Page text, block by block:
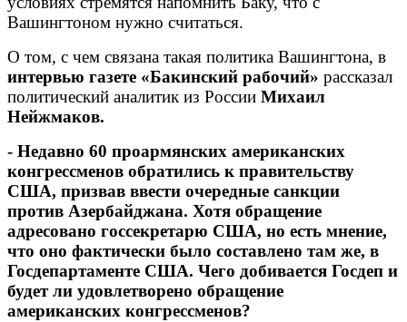
Вашингтоном нужно считаться.
О том, с чем связана такая политика Вашингтона, в
интервью газете «Бакинский рабочий» рассказал
политический аналитик из России Михаил
Нейжмаков.
- Недавно 60 проармянских американских
конгрессменов обратились к правительству
США, призвав ввести очередные санкции
против Азербайджана. Хотя обращение
адресовано госсекретарю США, но есть мнение,
что оно фактически было составлено там же, в
Госдепартаменте США. Чего добивается Госдеп и
будет ли удовлетворено обращение
американских конгрессменов?